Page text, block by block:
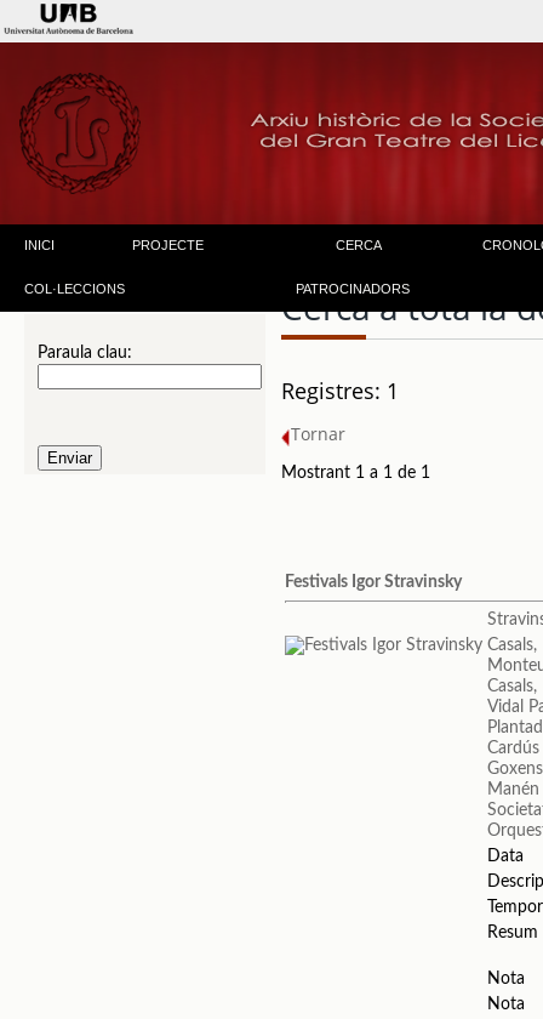
INICI PROJECTE CERCA
COL·LECCIONS PATROCINADORS
Paraula clau:
Cerca a tota la
Registres: 1
Tornar
Mostrant 1 a 1 de 1
Festivals Igor Stravinsky
Casals,
Casals,
Vidal
Manén
Data
Resum
Nota
Nota